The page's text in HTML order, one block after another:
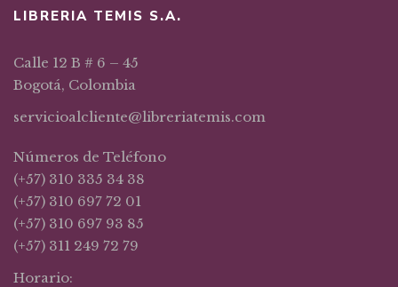
LIBRERIA TEMIS S.A.
Calle 12 B # 6 – 45
Bogotá, Colombia
servicioalcliente@libreriatemis.com
Números de Teléfono
(+57) 310 335 34 38
(+57) 310 697 72 01
(+57) 310 697 93 85
(+57) 311 249 72 79
Horario: